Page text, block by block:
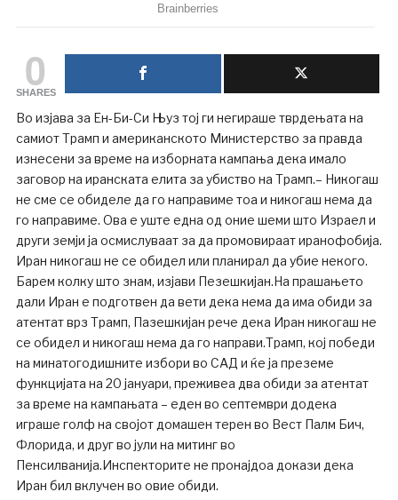
0
SHARES
Во изјава за Ен-Би-Си Њуз тој ги негираше тврдењата на
самиот Трамп и американското Министерство за правда
изнесени за време на изборната кампања дека имало
заговор на иранската елита за убиство на Трамп.– Никогаш
не сме се обиделе да го направиме тоа и никогаш нема да
го направиме. Ова е уште една од оние шеми што Израел и
други земји ја осмислуваат за да промовираат иранофобија.
Иран никогаш не се обидел или планирал да убие некого.
Барем колку што знам, изјави Пезешкијан.На прашањето
дали Иран е подготвен да вети дека нема да има обиди за
атентат врз Трамп, Пазешкијан рече дека Иран никогаш не
се обидел и никогаш нема да го направи.Трамп, кој победи
на минатогодишните избори во САД и ќе ја преземе
функцијата на 20 јануари, преживеа два обиди за атентат
за време на кампањата – еден во септември додека
играше голф на својот домашен терен во Вест Палм Бич,
Флорида, и друг во јули на митинг во
Пенсилванија.Инспекторите не пронајдоа докази дека
Иран бил вклучен во овие обиди.